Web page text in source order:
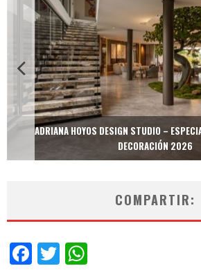
ADRIANA HOYOS DESIGN STUDIO –
DECORACIÓN 2026
COMPARTIR:
Facebook
Twitter